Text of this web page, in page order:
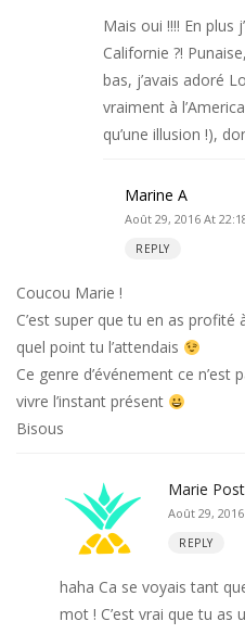
Mais oui !!!! En plus
Californie ?!
bas, j’avais adoré
vraiment à
qu’une illusion !),
Marine A
Août 29, 2016 At
REPLY
Coucou Marie !
C’est super que tu en as
quel point tu l’attendais
Ce genre d’événement ce
vivre l’instant présent
Bisous
Marie
Août 29,
REPLY
haha Ca se voyais tant
mot ! C’est vrai que tu as